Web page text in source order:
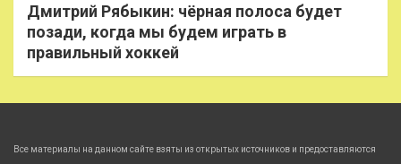
Дмитрий Рябыкин: чёрная полоса будет
позади, когда мы будем играть в
правильный хоккей
Все материалы на данном сайте взяты из открытых источников и предоставляются